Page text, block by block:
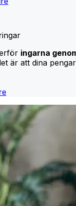
ingarna
är att dina